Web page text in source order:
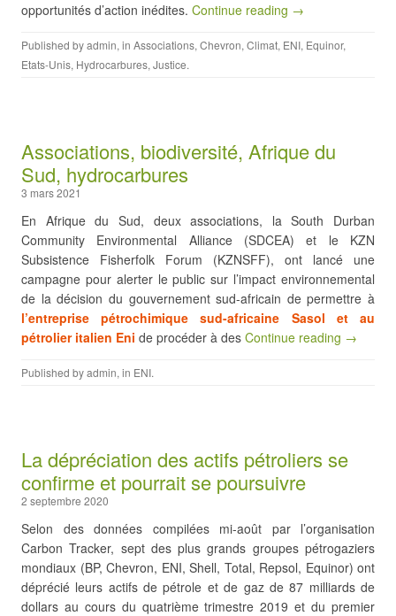
opportunités d’action inédites. Continue reading →
Published byadmin, in Associations, Chevron, Climat, ENI, Equinor,
Etats-Unis, Hydrocarbures, Justice.
Associations, biodiversité, Afrique du
Sud, hydrocarbures
3 mars 2021
En Afrique du Sud, deux associations, la South Durban
Community Environmental Alliance (SDCEA) et le KZN
Subsistence Fisherfolk Forum (KZNSFF), ont lancé une
campagne pour alerter le public sur l’impact environnemental
de la décision du gouvernement sud-africain de permettre à
l’entreprise pétrochimique sud-africaine Sasol et au
pétrolier italien Eni de procéder à des Continue reading →
Published byadmin, in ENI.
La dépréciation des actifs pétroliers se
confirme et pourrait se poursuivre
2 septembre 2020
Selon des données compilées mi-août par l’organisation
Carbon Tracker, sept des plus grands groupes pétrogaziers
mondiaux (BP, Chevron, ENI, Shell, Total, Repsol, Equinor) ont
déprécié leurs actifs de pétrole et de gaz de 87 milliards de
dollars au cours du quatrième trimestre 2019 et du premier